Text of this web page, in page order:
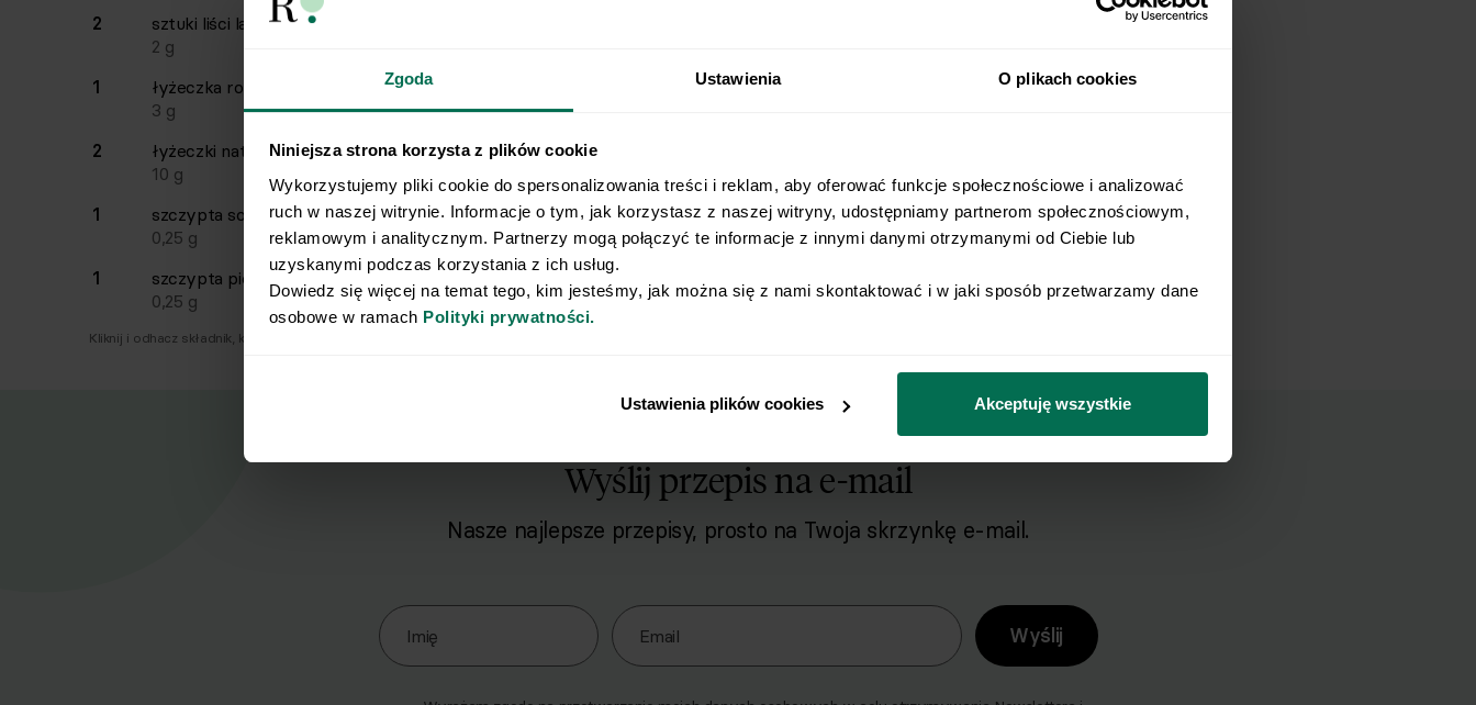
Zgoda Ustawienia O plikach cookies
Niniejsza strona korzysta z plików cookie
Wykorzystujemy pliki cookie do spersonalizowania treści i reklam, aby oferować funkcje społecznościowe i analizować
ruch w naszej witrynie. Informacje o tym, jak korzystasz z naszej witryny, udostępniamy partnerom społecznościowym,
reklamowym i analitycznym. Partnerzy mogą połączyć te informacje z innymi danymi otrzymanymi od Ciebie lub
uzyskanymi podczas korzystania z ich usług.
Dowiedz się więcej na temat tego, kim jesteśmy, jak można się z nami skontaktować i w jaki sposób przetwarzamy dane
osobowe w ramach Polityki prywatności.
Ustawienia plików cookies Akceptuję wszystkie
2
sztuki liści laurowych
2 g
1
łyżeczka rozmarynu
3 g
2
łyżeczki natki pietruszki
10 g
1
szczypta soli
0,25 g
1
szczypta pieprzu
0,25 g
Kliknij i odhacz składnik, który już masz.
Wyślij przepis na e-mail
Nasze najlepsze przepisy, prosto na Twoja skrzynkę e-mail.
Zapisz się do naszego Newslettera
Imię Email Wyślij